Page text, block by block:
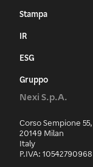
Stampa
IR
ESG
Gruppo
Nexi S.p.A.
Corso Sempione 55,
20149 Milan
Italy
P.IVA: 10542790968